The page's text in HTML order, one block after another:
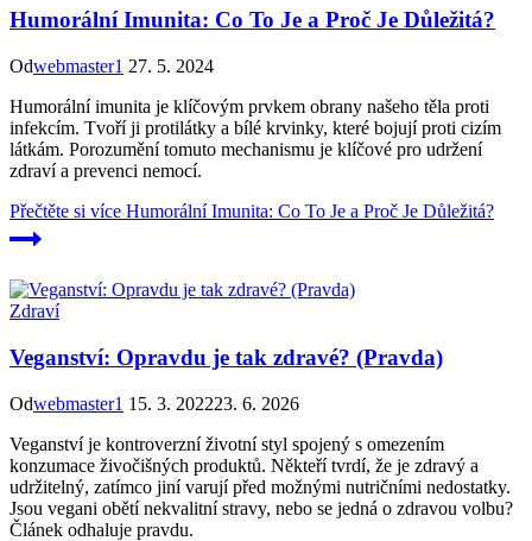
Humorální Imunita: Co To Je a Proč Je Důležitá?
Odwebmaster1 27. 5. 2024
Humorální imunita je klíčovým prvkem obrany našeho těla proti
infekcím. Tvoří ji protilátky a bílé krvinky, které bojují proti cizím
látkám. Porozumění tomuto mechanismu je klíčové pro udržení
zdraví a prevenci nemocí.
Přečtěte si více Humorální Imunita: Co To Je a Proč Je Důležitá?
Zdraví
Veganství: Opravdu je tak zdravé? (Pravda)
Odwebmaster1 15. 3. 202223. 6. 2026
Veganství je kontroverzní životní styl spojený s omezením
konzumace živočišných produktů. Někteří tvrdí, že je zdravý a
udržitelný, zatímco jiní varují před možnými nutričními nedostatky.
Jsou vegani obětí nekvalitní stravy, nebo se jedná o zdravou volbu?
Článek odhaluje pravdu.